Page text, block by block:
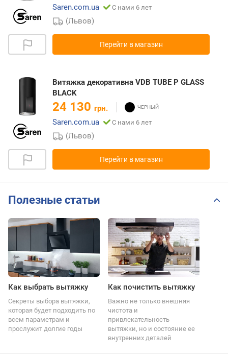
Saren.com.ua
С нами 6 лет
(Львов)
Перейти в магазин
Витяжка декоративна VDB TUBE P GLASS
BLACK
24 130 грн.
Saren.com.ua
С нами 6 лет
(Львов)
Перейти в магазин
Полезные статьи
Как выбрать вытяжку
Секреты выбора вытяжки,
которая будет подходить по
всем параметрам и
прослужит долгие годы
Как почистить вытяжку
Важно не только внешняя
чистота и
привлекательность
вытяжки, но и состояние ее
внутренних деталей